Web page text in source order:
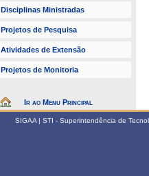
Disciplinas Ministradas
Projetos de Pesquisa
Atividades de Extensão
Projetos de Monitoria
Ir ao Menu Principal
SIGAA | STI - Superintendência de